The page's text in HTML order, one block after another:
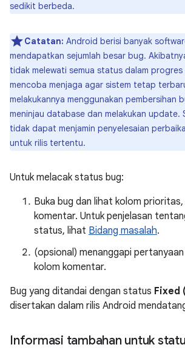
sedikit berbeda.
Catatan: Android berisi banyak
mendapatkan sejumlah besar bug.
tidak melewati semua status dalam
mencoba menjaga agar sistem tetap
melakukannya menggunakan pembersihan
meninjau database dan melakukan update.
tidak dapat menjamin penyelesaian
untuk rilis tertentu.
Untuk melacak status bug:
Buka bug dan lihat kolom
komentar. Untuk penjelasan
status, lihat Bidang masalah.
(opsional) menanggapi
kolom komentar.
Bug yang ditandai dengan status Fixed
disertakan dalam rilis Android
Informasi tambahan untuk